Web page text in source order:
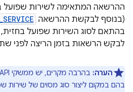
ההרשאה המתאימה לשירות שפועל
(בנוסף לבקשת ההרשאה
בהתאם לסוג השירות שפועל בחזית,
לבקש הרשאות בזמן הריצה לפני
הערה: